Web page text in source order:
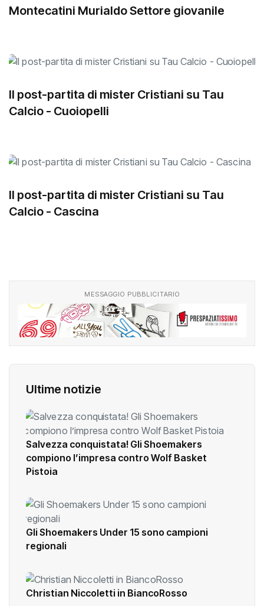
Montecatini Murialdo Settore giovanile
Il post-partita di mister Cristiani su Tau
Calcio - Cuoiopelli
Il post-partita di mister Cristiani su Tau
Calcio - Cascina
MESSAGGIO PUBBLICITARIO
Ultime notizie
Salvezza conquistata! Gli Shoemakers
compiono l’impresa contro Wolf Basket
Pistoia
Gli Shoemakers Under 15 sono campioni
regionali
Christian Niccoletti in BiancoRosso